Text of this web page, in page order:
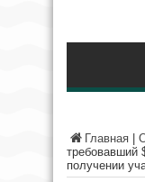
Главная
требовавший
получении